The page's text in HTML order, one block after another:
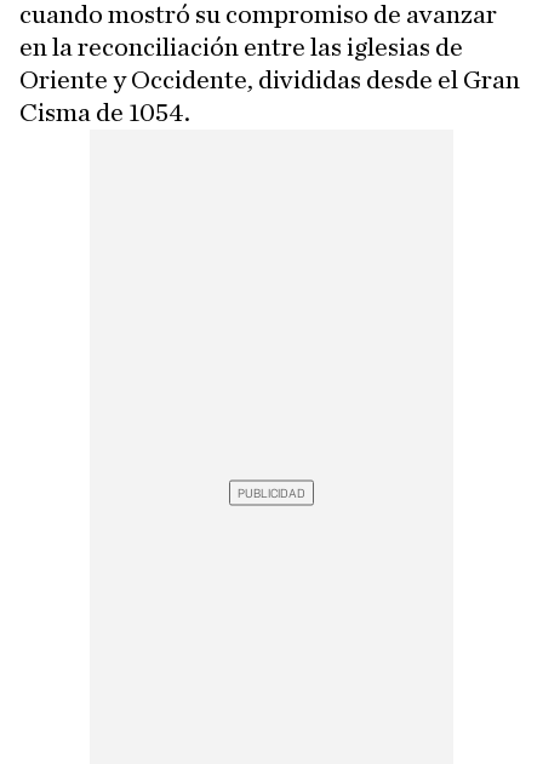
cuando mostró su compromiso de avanzar
en la reconciliación entre las iglesias de
Oriente y Occidente, divididas desde el Gran
Cisma de 1054.